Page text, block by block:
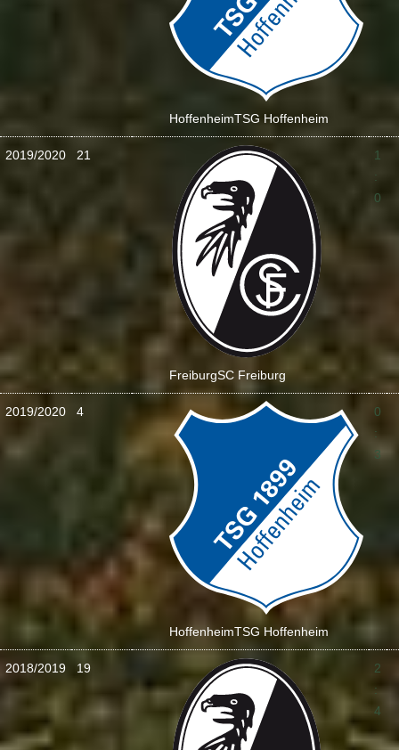
HoffenheimTSG Hoffenheim
2019/2020 21
FreiburgSC Freiburg
1
:
0
2019/2020 4
HoffenheimTSG Hoffenheim
0
:
3
2018/2019 19
2
:
4